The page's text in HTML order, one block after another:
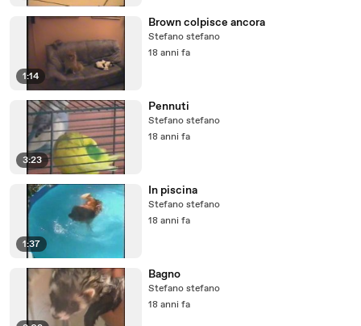
1:14
Brown colpisce ancora
Stefano stefano
18 anni fa
3:23
Pennuti
Stefano stefano
18 anni fa
1:37
In piscina
Stefano stefano
18 anni fa
Bagno
Stefano stefano
18 anni fa